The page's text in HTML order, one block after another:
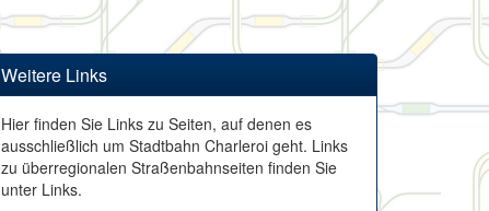
Weitere Links
Hier finden Sie Links zu Seiten, auf denen es
ausschließlich um Stadtbahn Charleroi geht. Links
zu überregionalen Straßenbahnseiten finden Sie
unter Links.